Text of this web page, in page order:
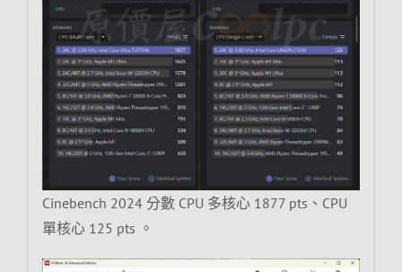
Cinebench 2024 分數 CPU 多核心 1877 pts、CPU
單核心 125 pts 。